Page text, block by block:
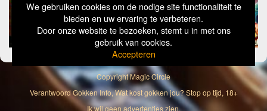
We gebruiken cookies om de nodige site functionaliteit te
bieden en uw ervaring te verbeteren.
Door onze website te bezoeken, stemt u in met ons
gebruik van cookies.
Accepteren
CopyrightMagic Circle
Verantwoord Gokken Info, Wat kost gokken jou? Stop op tijd, 18+
Ik wil geen advertenties zien.